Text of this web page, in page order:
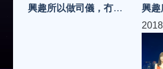
興趣所以做司儀，冇電
興趣
視及
呢
儀
（一